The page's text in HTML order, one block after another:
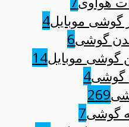
موبایل4
گوشی6
گوشی موبایل14
گوشی4
269
گوشی7